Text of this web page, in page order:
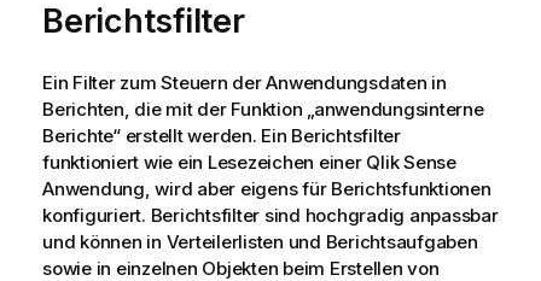
Berichtsfilter
Ein Filter zum Steuern der Anwendungsdaten in
Berichten, die mit der Funktion „anwendungsinterne
Berichte“ erstellt werden. Ein Berichtsfilter
funktioniert wie ein Lesezeichen einer Qlik Sense
Anwendung, wird aber eigens für Berichtsfunktionen
konfiguriert. Berichtsfilter sind hochgradig anpassbar
und können in Verteilerlisten und Berichtsaufgaben
sowie in einzelnen Objekten beim Erstellen von